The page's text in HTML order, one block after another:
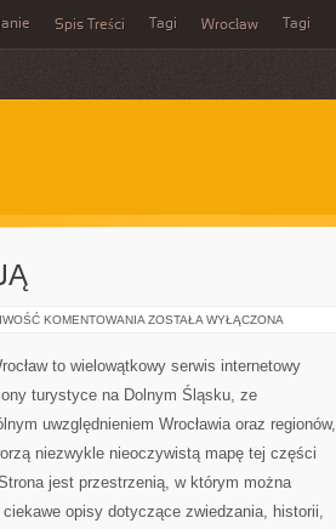
Spis Treści Tagi Wrocław Tagi
KOMENTOWANIA CZYTELNICY
ZOSTAŁA WYŁĄCZONA
to wielowątkowy serwis internetowy
turystyce na Dolnym Śląsku, ze
uwzględnieniem Wrocławia oraz regionów,
niezwykle nieoczywistą mapę tej części
jest przestrzenią, w którym można
opisy dotyczące zwiedzania, historii,